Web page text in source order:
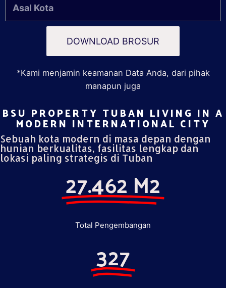
DOWNLOAD BROSUR
*Kami menjamin keamanan Data Anda, dari pihak
manapun juga
BSU PROPERTY TUBAN LIVING IN A
MODERN INTERNATIONAL CITY​
Sebuah kota modern di masa depan dengan
hunian berkualitas, fasilitas lengkap dan
lokasi paling strategis di Tuban
27.462 M2
Total Pengembangan
327